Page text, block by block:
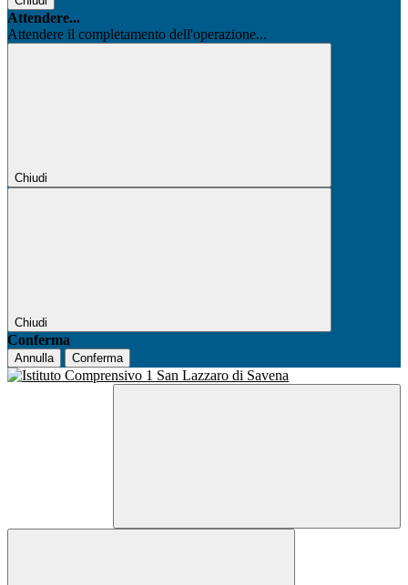
Attendere...
Attendere il completamento dell'operazione...
Chiudi
Chiudi
Conferma
Annulla Conferma